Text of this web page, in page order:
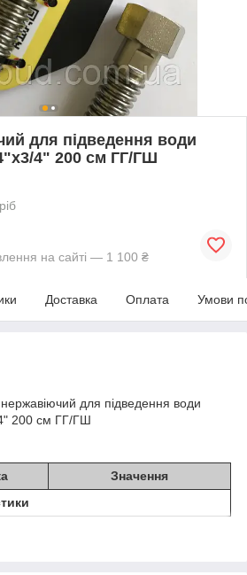
для підведення води
4" 200 см ГГ/ГШ
на сайті — 1 100 ₴
Доставка Оплата Умови
для підведення води
200 см ГГ/ГШ
Значення